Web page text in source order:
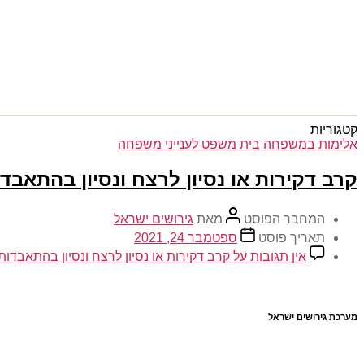
קטגוריות
אלימות במשפחה בית משפט לענייני משפחה
קרב דקירות או נסיון לרצח ונסיון
המחבר הפוסט מאת גירושים ישראל
תאריך פוסט
ספטמבר 24, 2021
אין תגובות על קרב דקירות או נסיון לרצח ונסיון
מערכת גירושים ישראל